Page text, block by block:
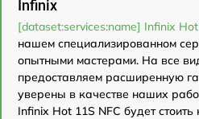
Infinix
[dataset:services:name] Infinix
нашем специализированном
опытными мастерами. На все
предоставляем расширенную
уверены в качестве наших
Infinix Hot 11S NFC будет